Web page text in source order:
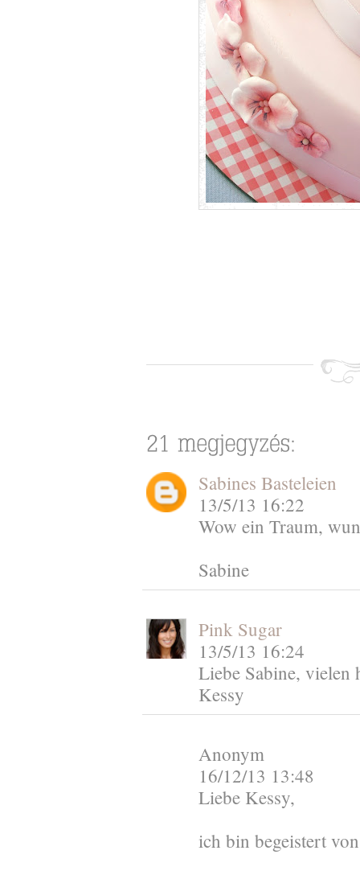
Sabines Basteleien
13/5/13 16:22
Wow ein Traum,
Sabine
Pink Sugar
13/5/13 16:24
Liebe Sabine, vielen
Kessy
Anonym
16/12/13 13:48
Liebe Kessy,
ich bin begeistert